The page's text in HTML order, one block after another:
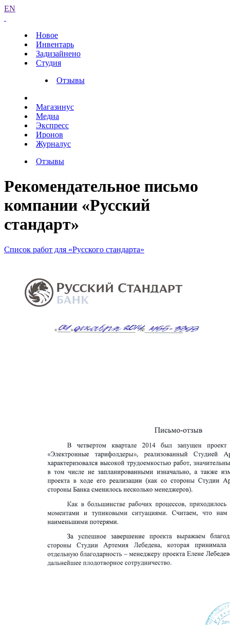
EN
Новое
Инвентарь
Задизайнено
Студия
Отзывы
Магазинус
Медиа
Экспресс
Иронов
Журналус
Отзывы
Рекомендательное письмо
компании «Русский
стандарт»
Список работ для «Русского стандарта»